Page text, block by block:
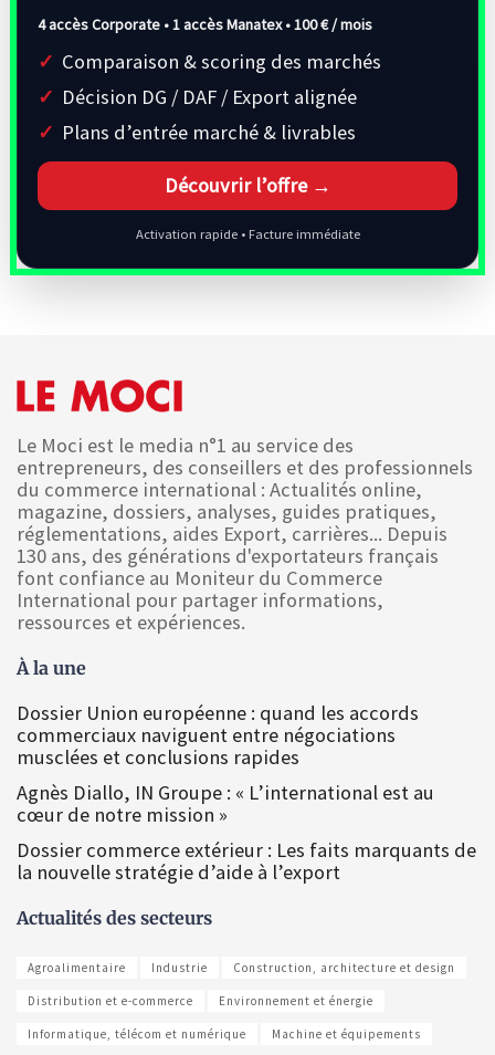
4 accès Corporate • 1 accès Manatex •100 € / mois
Comparaison & scoring des marchés
Décision DG / DAF / Export alignée
Plans d’entrée marché & livrables
Découvrir l’offre →
Activation rapide • Facture immédiate
Le Moci est le media n°1 au service des
entrepreneurs, des conseillers et des professionnels
du commerce international : Actualités online,
magazine, dossiers, analyses, guides pratiques,
réglementations, aides Export, carrières... Depuis
130 ans, des générations d'exportateurs français
font confiance au Moniteur du Commerce
International pour partager informations,
ressources et expériences.
À la une
Dossier Union européenne : quand les accords
commerciaux naviguent entre négociations
musclées et conclusions rapides
Agnès Diallo, IN Groupe : « L’international est au
cœur de notre mission »
Dossier commerce extérieur : Les faits marquants de
la nouvelle stratégie d’aide à l’export
Actualités des secteurs
Agroalimentaire Industrie Construction, architecture et design
Distribution et e-commerce Environnement et énergie
Informatique, télécom et numérique Machine et équipements